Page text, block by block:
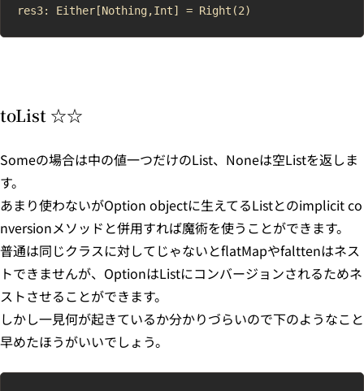
toList ☆☆
Someの場合は中の値一つだけのList、Noneは空Listを返しま
す。
あまり使わないがOption objectに生えてるListとのimplicit co
nversionメソッドと併用すれば魔術を使うことができます。
普通は同じクラスに対してじゃないとflatMapやfalttenはネス
トできませんが、OptionはListにコンバージョンされるためネ
ストさせることができます。
しかし一見何が起きているか分かりづらいので下のようなこと
早めたほうがいいでしょう。